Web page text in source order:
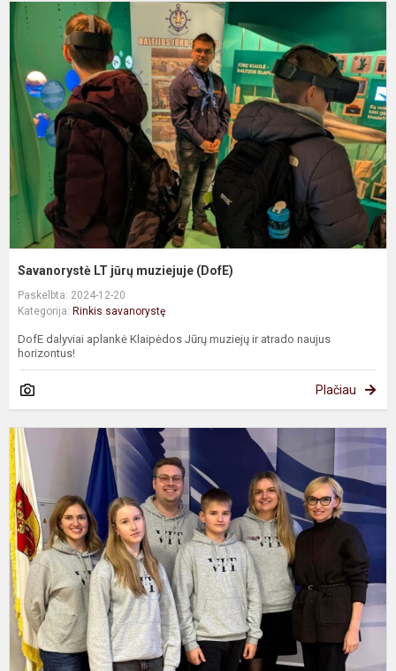
Savanorystė LT jūrų muziejuje (DofE)
Paskelbta: 2024-12-20
Kategorija: Rinkis savanorystę
DofE dalyviai aplankė Klaipėdos Jūrų muziejų ir atrado naujus
horizontus!
Plačiau